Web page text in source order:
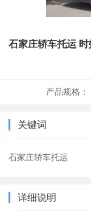
石家庄轿车托运
产品规格：
关键词
石家庄轿车托运
详细说明